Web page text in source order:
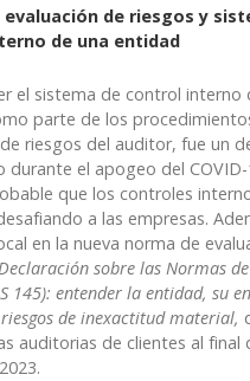
evaluación de riesgos y
de una entidad
el sistema de control interno
parte de los
riesgos del auditor, fue un
durante el apogeo del COVID-
que los controles
a las empresas.
en la nueva norma de
sobre las Normas
145): entender la entidad, su
de inexactitud material,
auditorias de clientes al final